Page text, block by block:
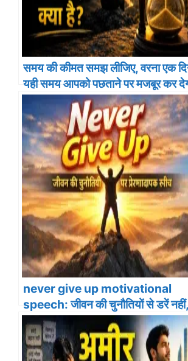
समय की कीमत समझ लीजिए, वरना एक
यही समय आपको पछताने पर मजबूर कर
never give up motivational
speech: जीवन की चुनौतियों से डरें नहीं,
हौसले से लड़ें